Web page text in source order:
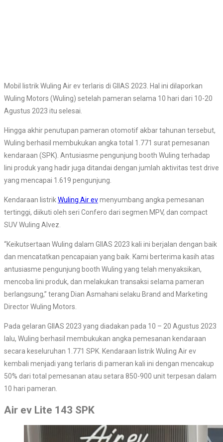
Mobil listrik Wuling Air ev terlaris di GIIAS 2023. Hal ini dilaporkan
Wuling Motors (Wuling) setelah pameran selama 10 hari dari 10-20
Agustus 2023 itu selesai.
Hingga akhir penutupan pameran otomotif akbar tahunan tersebut,
Wuling berhasil membukukan angka total 1.771 surat pemesanan
kendaraan (SPK). Antusiasme pengunjung booth Wuling terhadap
lini produk yang hadir juga ditandai dengan jumlah aktivitas test drive
yang mencapai 1.619 pengunjung.
Kendaraan listrikWuling Air evmenyumbang angka pemesanan
tertinggi, diikuti oleh seri Confero dari segmen MPV, dan compact
SUV Wuling Alvez.
“Keikutsertaan Wuling dalam GIIAS 2023 kali ini berjalan dengan baik
dan mencatatkan pencapaian yang baik. Kami berterima kasih atas
antusiasme pengunjung booth Wuling yang telah menyaksikan,
mencoba lini produk, dan melakukan transaksi selama pameran
berlangsung,” terang Dian Asmahani selaku Brand and Marketing
Director Wuling Motors.
Pada gelaran GIIAS 2023 yang diadakan pada 10 – 20 Agustus 2023
lalu, Wuling berhasil membukukan angka pemesanan kendaraan
secara keseluruhan 1.771 SPK. Kendaraan listrik Wuling Air ev
kembali menjadi yang terlaris di pameran kali ini dengan mencakup
50% dari total pemesanan atau setara 850-900 unit terpesan dalam
10 hari pameran.
Air ev Lite 143 SPK